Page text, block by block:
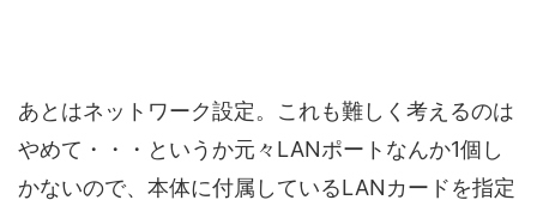
あとはネットワーク設定。これも難しく考えるのは
やめて・・・というか元々LANポートなんか1個し
かないので、本体に付属しているLANカードを指定